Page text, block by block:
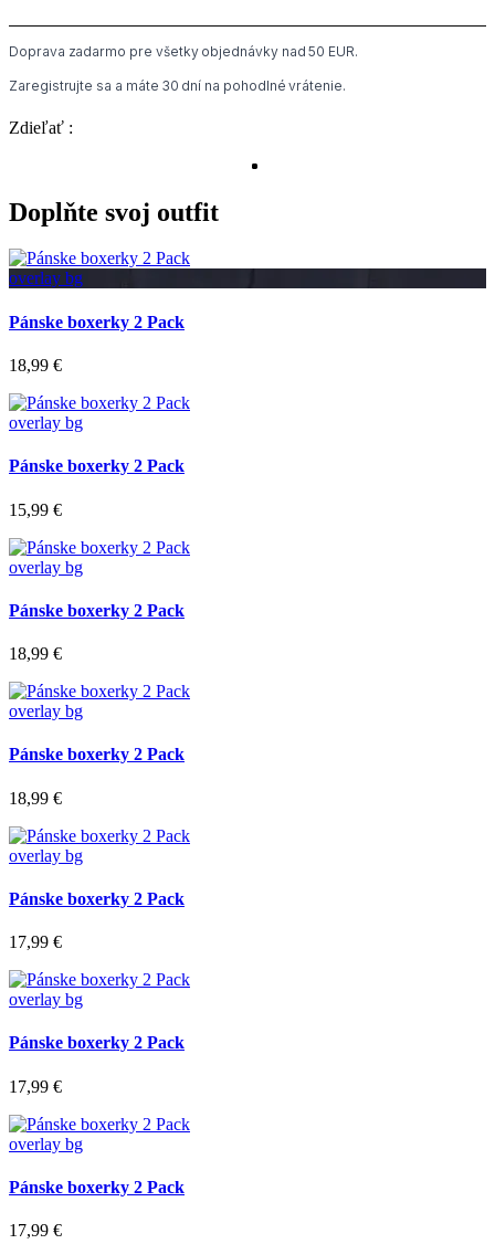
Doprava zadarmo pre všetky objednávky nad 50 EUR.
Zaregistrujte sa a máte 30 dní na pohodlné vrátenie.
Zdieľať :
Doplňte svoj outfit
overlay bg
Pánske boxerky 2 Pack
18,99 €
overlay bg
Pánske boxerky 2 Pack
15,99 €
overlay bg
Pánske boxerky 2 Pack
18,99 €
overlay bg
Pánske boxerky 2 Pack
18,99 €
overlay bg
Pánske boxerky 2 Pack
17,99 €
overlay bg
Pánske boxerky 2 Pack
17,99 €
overlay bg
Pánske boxerky 2 Pack
17,99 €